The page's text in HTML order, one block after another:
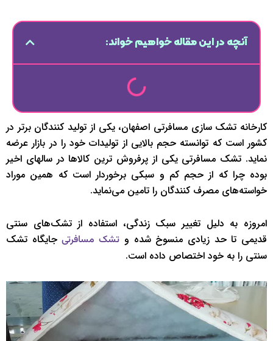
آنچه در این مقاله خواهیم خواند:
کارخانه تشک سازی مسافرتی اصفهان، یکی از تولید کنندگان برتر در
کشور است که توانسته حجم بالایی از تولیدات خود را در بازار عرضه
نماید. تشک مسافرتی یکی از پرفروش ترین کالاها در سالهای اخیر
بوده چرا که از حجم کم و سبکی برخوردار است که همین موراد
خواسته‌های مصرف کنندگان را تامین می‌نماید.
امروزه به دلیل تغییر سبک زندگی، استفاده از تشک‌های سنتی
قدیمی تا حد زیادی منسوخ شده و تشک مسافرتیجایگاه تشک
سنتی را به خود اختصاص داده است.